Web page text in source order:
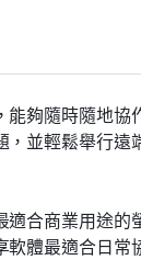
能夠隨時隨地協
並輕鬆舉行
合商業用途
體最適合日常